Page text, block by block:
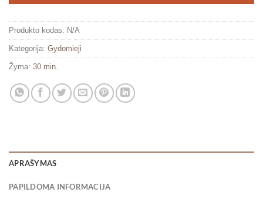
Produkto kodas: N/A
Kategorija: Gydomieji
Žyma: 30 min.
APRAŠYMAS
PAPILDOMA INFORMACIJA